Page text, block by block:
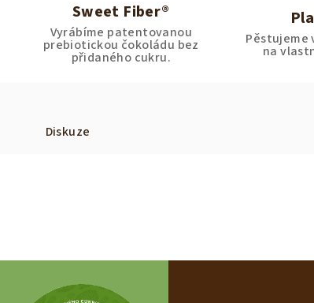
Sweet Fiber®
Vyrábíme patentovanou
prebiotickou čokoládu bez
přidaného cukru.
Pěstujeme
na
Diskuze